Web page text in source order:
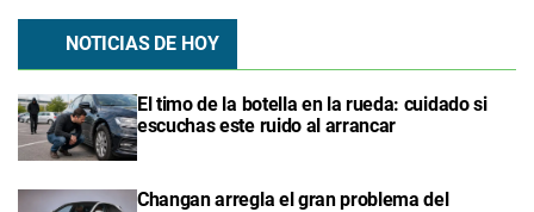
NOTICIAS DE HOY
El timo de la botella en la rueda: cuidado si
escuchas este ruido al arrancar
Changan arregla el gran problema del